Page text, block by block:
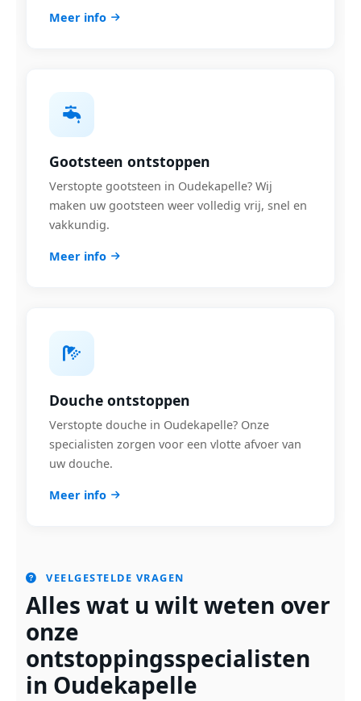
Meer info
Gootsteen ontstoppen
Verstopte gootsteen in Oudekapelle? Wij
maken uw gootsteen weer volledig vrij, snel en
vakkundig.
Meer info
Douche ontstoppen
Verstopte douche in Oudekapelle? Onze
specialisten zorgen voor een vlotte afvoer van
uw douche.
Meer info
VEELGESTELDE VRAGEN
Alles wat u wilt weten over
onze
ontstoppingsspecialisten
in Oudekapelle